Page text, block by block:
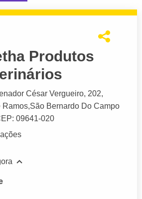
Produtos
César Vergueiro, 202,
Ramos,São Bernardo Do Campo
09641-020